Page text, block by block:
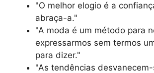
"O melhor elogio é a
abraça-a."
"A moda é um método para
expressarmos sem termos
para dizer."
"As tendências